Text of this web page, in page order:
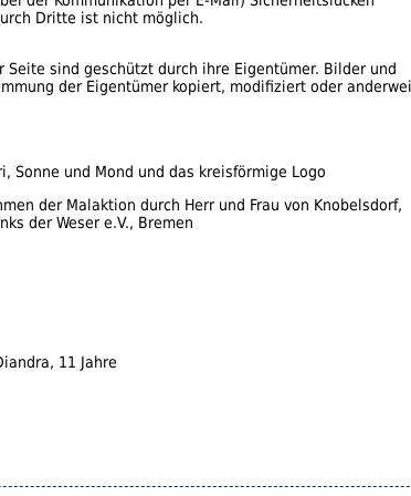
Dritte ist nicht möglich.
Seite sind geschützt durch ihre Eigentümer. Bilder und
der Eigentümer kopiert, modifiziert oder
Sonne und Mond und das kreisförmige Logo
der Malaktion durch Herr und Frau von Knobelsdorf,
der Weser e.V., Bremen
11 Jahre